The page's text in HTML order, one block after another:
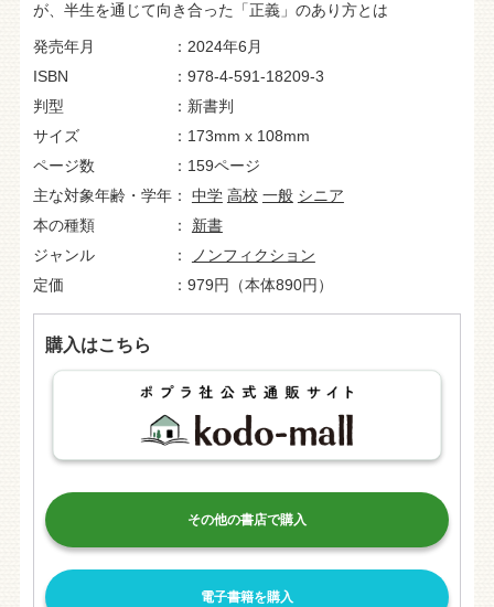
が、半生を通じて向き合った「正義」のあり方とは
発売年月
2024年6月
ISBN
978-4-591-18209-3
判型
新書判
サイズ
173mm x 108mm
ページ数
159ページ
主な対象年齢・学年
中学 高校 一般 シニア
本の種類
新書
ジャンル
ノンフィクション
定価
979円（本体890円）
購入はこちら
その他の書店で購入
電子書籍を購入